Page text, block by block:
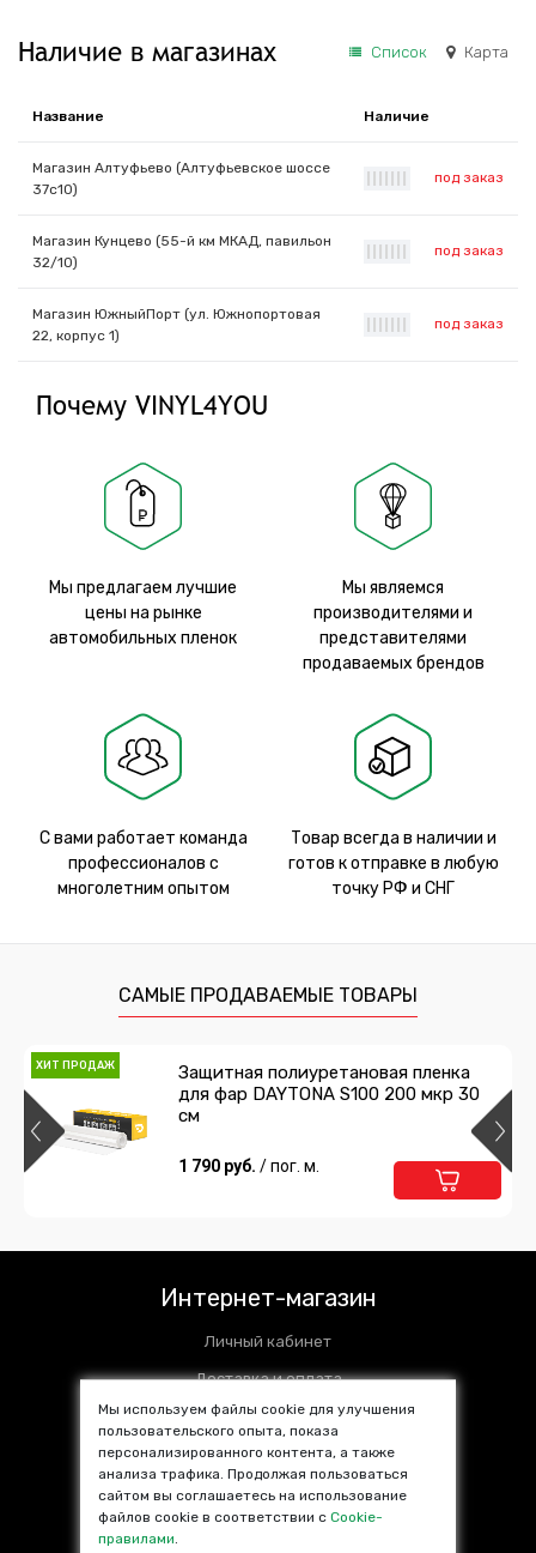
Наличие в магазинах Список Карта
Название Наличие
Магазин Алтуфьево (Алтуфьевское шоссе
37с10)
под заказ
Магазин Кунцево (55-й км МКАД, павильон
32/10)
под заказ
Магазин ЮжныйПорт (ул. Южнопортовая
22, корпус 1)
под заказ
Почему VINYL4YOU
Мы предлагаем лучшие
цены на рынке
автомобильных пленок
Мы являемся
производителями и
представителями
продаваемых брендов
С вами работает команда
профессионалов с
многолетним опытом
Товар всегда в наличии и
готов к отправке в любую
точку РФ и СНГ
САМЫЕ ПРОДАВАЕМЫЕ ТОВАРЫ
ХИТ ПРОДАЖ
Защитная полиуретановая пленка
для фар DAYTONA S100 200 мкр 30
см
1 790 руб. / пог. м.
Интернет-магазин
Личный кабинет
Доставка и оплата
Установочные центры
Контакты
SALE %
Популярные товары
Мы используем файлы cookie для улучшения
пользовательского опыта, показа
персонализированного контента, а также
анализа трафика. Продолжая пользоваться
сайтом вы соглашаетесь на использование
файлов cookie в соответствии сCookie-
правилами.